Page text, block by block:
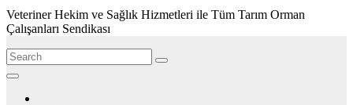
Veteriner Hekim ve Sağlık Hizmetleri ile Tüm Tarım Orman
Çalışanları Sendikası